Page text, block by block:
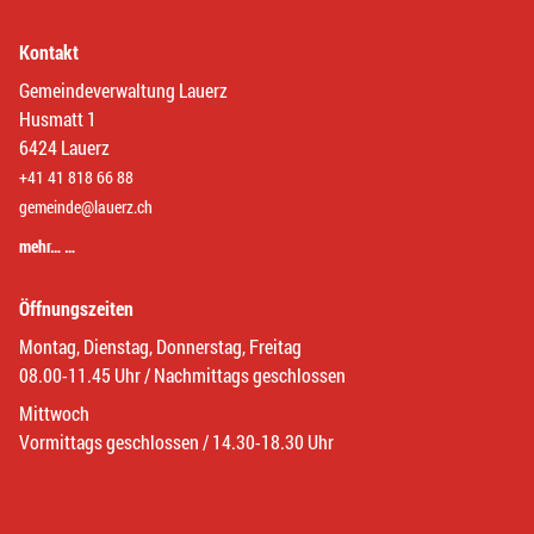
Kontakt
Gemeindeverwaltung Lauerz
Husmatt 1
6424 Lauerz
+41 41 818 66 88
gemeinde@lauerz.ch
mehr… …
Öffnungszeiten
Montag, Dienstag, Donnerstag, Freitag
08.00-11.45 Uhr / Nachmittags geschlossen
Mittwoch
Vormittags geschlossen / 14.30-18.30 Uhr